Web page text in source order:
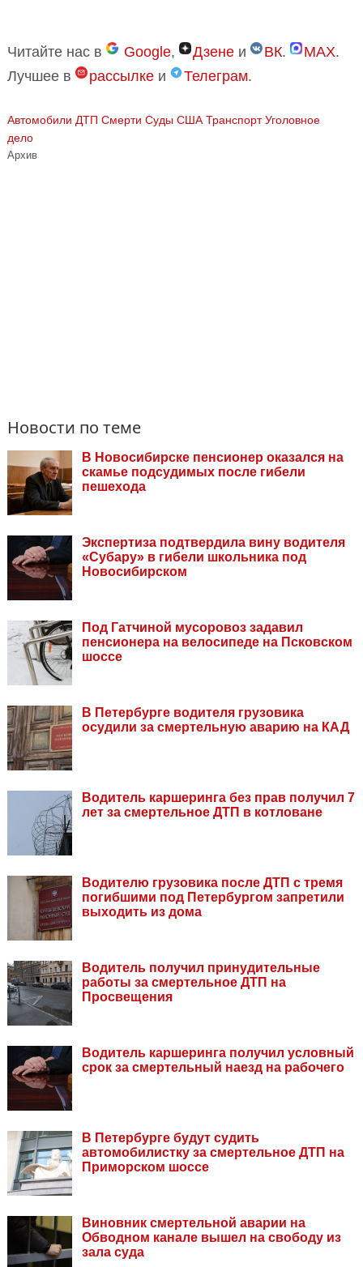
Читайте нас в Google, Дзене и ВК. MAX.
Лучшее в
рассылке и Телеграм.
Автомобили ДТП Смерти Суды США Транспорт Уголовное
дело
Архив
Новости по теме
В Новосибирске пенсионер оказался на
скамье подсудимых после гибели
пешехода
Экспертиза подтвердила вину водителя
«Субару» в гибели школьника под
Новосибирском
Под Гатчиной мусоровоз задавил
пенсионера на велосипеде на Псковском
шоссе
В Петербурге водителя грузовика
осудили за смертельную аварию на КАД
Водитель каршеринга без прав получил 7
лет за смертельное ДТП в котловане
Водителю грузовика после ДТП с тремя
погибшими под Петербургом запретили
выходить из дома
Водитель получил принудительные
работы за смертельное ДТП на
Просвещения
Водитель каршеринга получил условный
срок за смертельный наезд на рабочего
В Петербурге будут судить
автомобилистку за смертельное ДТП на
Приморском шоссе
Виновник смертельной аварии на
Обводном канале вышел на свободу из
зала суда